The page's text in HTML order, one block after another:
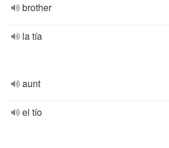
brother
la tía
aunt
el tío